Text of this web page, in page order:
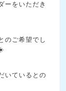
ーをいただき
のご希望でし
いているとの